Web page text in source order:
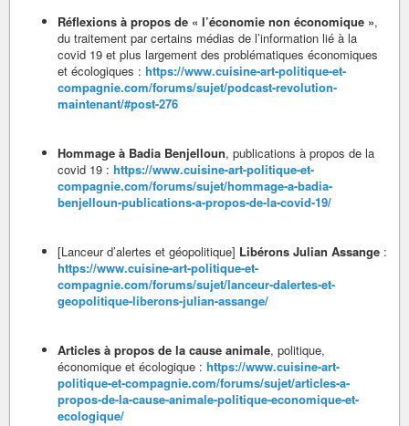
Réflexions à propos de « l’économie non économique »,
du traitement par certains médias de l’information lié à la
covid 19 et plus largement des problématiques économiques
et écologiques : https://www.cuisine-art-politique-et-
compagnie.com/forums/sujet/podcast-revolution-
maintenant/#post-276
Hommage à Badia Benjelloun, publications à propos de la
covid 19 : https://www.cuisine-art-politique-et-
compagnie.com/forums/sujet/hommage-a-badia-
benjelloun-publications-a-propos-de-la-covid-19/
[Lanceur d’alertes et géopolitique] Libérons Julian Assange :
https://www.cuisine-art-politique-et-
compagnie.com/forums/sujet/lanceur-dalertes-et-
geopolitique-liberons-julian-assange/
Articles à propos de la cause animale, politique,
économique et écologique : https://www.cuisine-art-
politique-et-compagnie.com/forums/sujet/articles-a-
propos-de-la-cause-animale-politique-economique-et-
ecologique/